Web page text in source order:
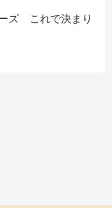
ズ これで決まり